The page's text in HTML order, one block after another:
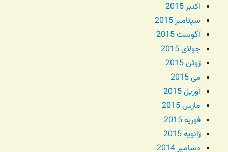
اکتبر 2015
سپتامبر 2015
آگوست 2015
جولای 2015
ژوئن 2015
می 2015
آوریل 2015
مارس 2015
فوریه 2015
ژانویه 2015
دسامبر 2014